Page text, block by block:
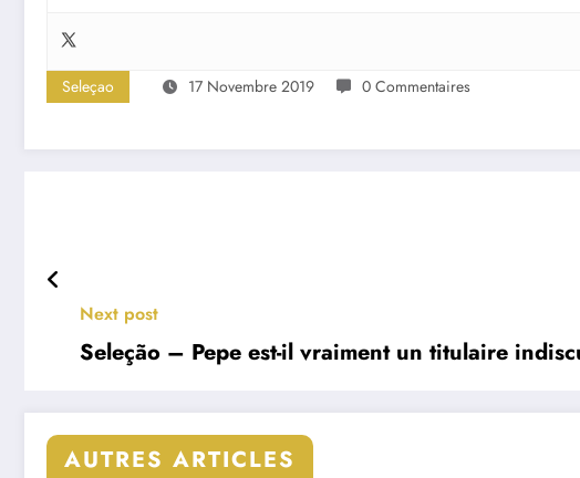
Seleçao 17 Novembre 2019 0 Commentaires
Next post
Seleção – Pepe est-il vraiment un titulaire
AUTRES ARTICLES